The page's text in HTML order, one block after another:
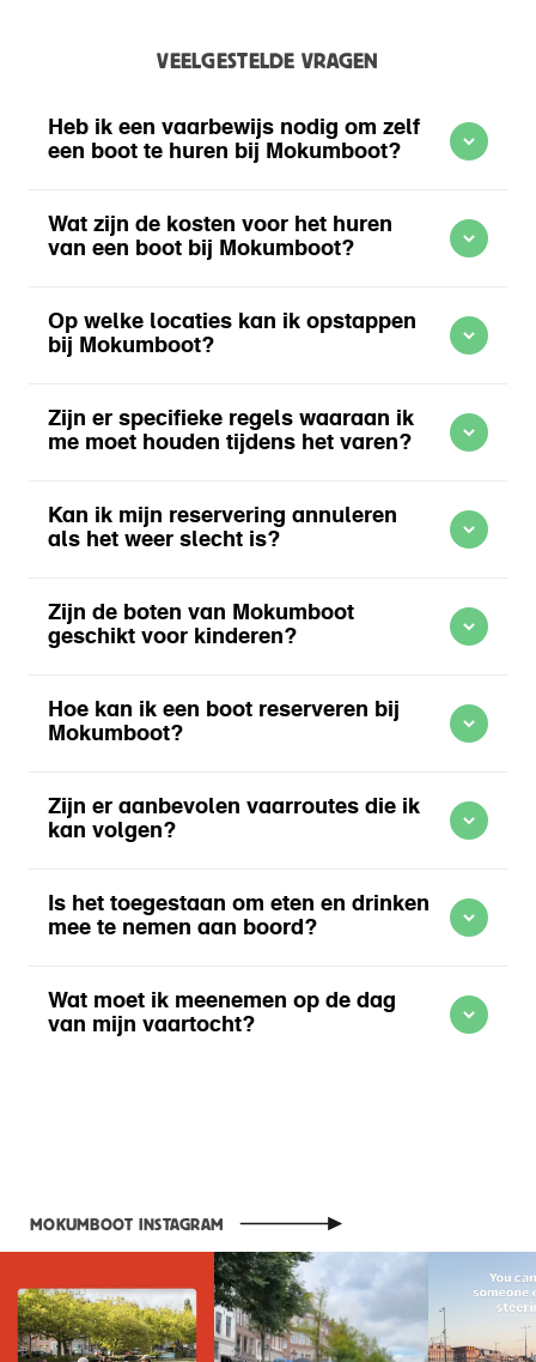
VEELGESTELDE VRAGEN
Heb ik een vaarbewijs nodig om zelf
een boot te huren bij Mokumboot?
Wat zijn de kosten voor het huren
van een boot bij Mokumboot?
Op welke locaties kan ik opstappen
bij Mokumboot?
Zijn er specifieke regels waaraan ik
me moet houden tijdens het varen?
Meer informatie over Zelf varen Amsterdam
Kan ik mijn reservering annuleren
als het weer slecht is?
Zijn de boten van Mokumboot
geschikt voor kinderen?
Hoe kan ik een boot reserveren bij
Mokumboot?
Zijn er aanbevolen vaarroutes die ik
kan volgen?
Is het toegestaan om eten en drinken
mee te nemen aan boord?
Wat moet ik meenemen op de dag
van mijn vaartocht?
Meer informatie over Zelf varen Amsterdam
MOKUMBOOT INSTAGRAM